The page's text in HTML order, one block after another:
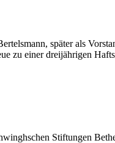
später als
zu einer dreijährigen
Stiftungen